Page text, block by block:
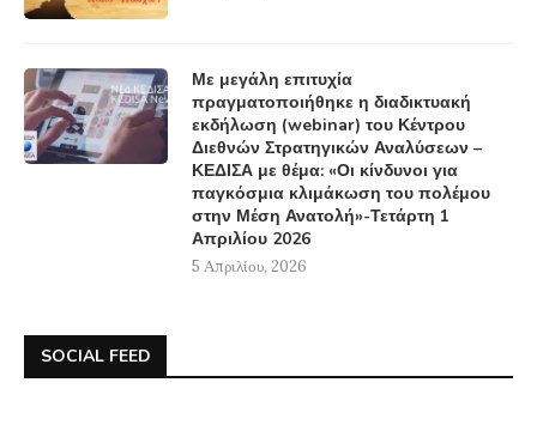
Με μεγάλη επιτυχία
πραγματοποιήθηκε η διαδικτυακή
εκδήλωση (webinar) του Κέντρου
Διεθνών Στρατηγικών Αναλύσεων –
ΚΕΔΙΣΑ με θέμα: «Οι κίνδυνοι για
παγκόσμια κλιμάκωση του πολέμου
στην Μέση Ανατολή»-Τετάρτη 1
Απριλίου 2026
5 Απριλίου, 2026
SOCIAL FEED